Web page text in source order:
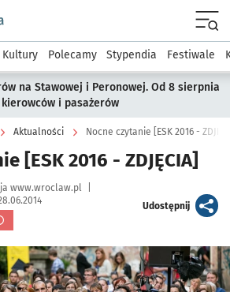
podserwis: Kultura
Kultury Polecamy Stypendia Festiwale
na Stawowej i Peronowej. Od 8 sierpnia
i pasażerów
Aktualności Nocne czytanie [ESK 2016 -
[ESK 2016 - ZDJĘCIA]
www.wroclaw.pl
Udostępnijartykuł